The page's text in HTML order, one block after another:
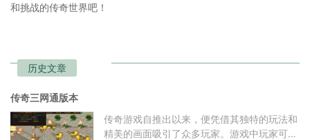
和挑战的传奇世界吧！
历史文章
传奇三网通版本
传奇游戏自推出以来，便凭借其独特的玩法和
精美的画面吸引了众多玩家。游戏中玩家可以